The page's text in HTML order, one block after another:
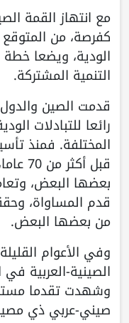
مع انتهاز القمة
كفرصة، من المتوقع
الودية، ويضعا خطة
التنمية المشتركة.
قدمت الصين
رائعا للتبادلات
المختلفة. فمنذ
قبل
بعضها البعض،
قدم المساواة،
من بعضها البعض.
وفي الأعوام
الصينية-العربية
وشهدت تقدما
صيني-عربي ذي